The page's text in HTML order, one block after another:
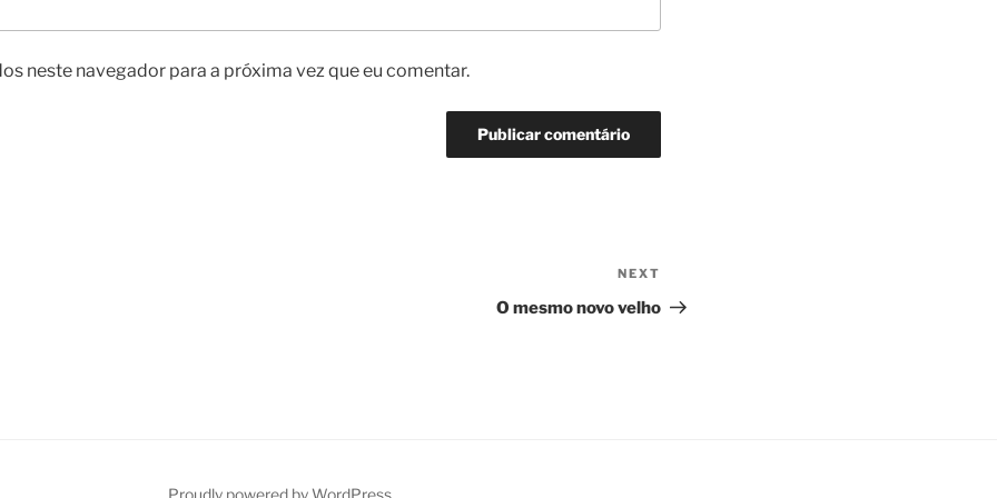
neste navegador para a próxima vez que eu comentar.
Post
NEXT
O mesmo novo velho
Proudly powered by WordPress